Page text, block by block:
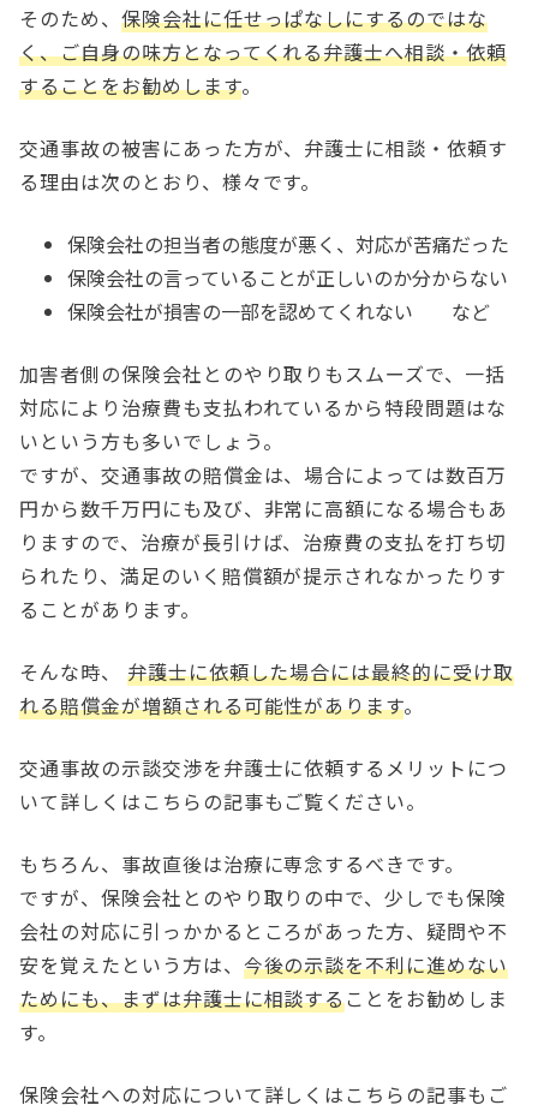
そのため、 保険会社に任せっぱなしにするのではな
く、ご自身の味方となってくれる弁護士へ相談・依頼
することをお勧めします。
交通事故の被害にあった方が、弁護士に相談・依頼す
る理由は次のとおり、様々です。
保険会社の担当者の態度が悪く、対応が苦痛だった
保険会社の言っていることが正しいのか分からない
保険会社が損害の一部を認めてくれない など
加害者側の保険会社とのやり取りもスムーズで、一括
対応により治療費も支払われているから特段問題はな
いという方も多いでしょう。
ですが、交通事故の賠償金は、場合によっては数百万
円から数千万円にも及び、非常に高額になる場合もあ
りますので、治療が長引けば、治療費の支払を打ち切
られたり、満足のいく賠償額が提示されなかったりす
ることがあります。
そんな時、 弁護士に依頼した場合には最終的に受け取
れる賠償金が増額される可能性があります。
交通事故の示談交渉を弁護士に依頼するメリットにつ
いて詳しくはこちらの記事もご覧ください。
もちろん、事故直後は治療に専念するべきです。
ですが、保険会社とのやり取りの中で、少しでも保険
会社の対応に引っかかるところがあった方、疑問や不
安を覚えたという方は、 今後の示談を不利に進めない
ためにも、まずは弁護士に相談することをお勧めしま
す。
保険会社への対応について詳しくはこちらの記事もご